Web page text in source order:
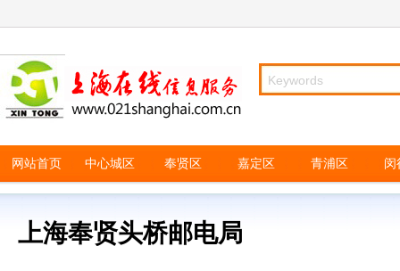
网站首页 中心城区 奉贤区 嘉定区 青浦区 闵
上海奉贤头桥邮电局